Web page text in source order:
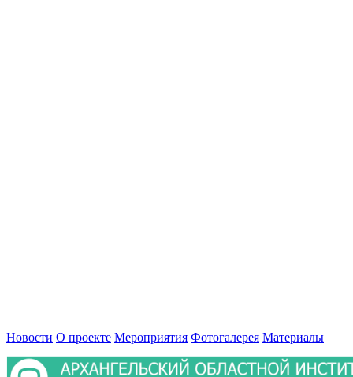
Новости О проекте Мероприятия Фотогалерея Материалы